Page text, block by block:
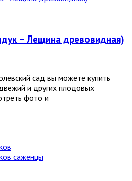
– Лещина древовидная)
сад вы можете купить
и других плодовых
фото и